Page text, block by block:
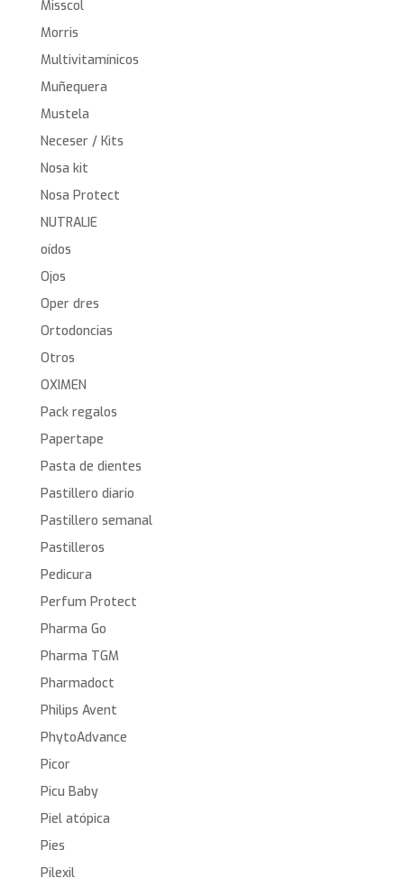
Misscol
Morris
Multivitamínicos
Muñequera
Mustela
Neceser / Kits
Nosa kit
Nosa Protect
NUTRALIE
oídos
Ojos
Oper dres
Ortodoncias
Otros
OXIMEN
Pack regalos
Papertape
Pasta de dientes
Pastillero diario
Pastillero semanal
Pastilleros
Pedicura
Perfum Protect
Pharma Go
Pharma TGM
Pharmadoct
Philips Avent
PhytoAdvance
Picor
Picu Baby
Piel atópica
Pies
Pilexil